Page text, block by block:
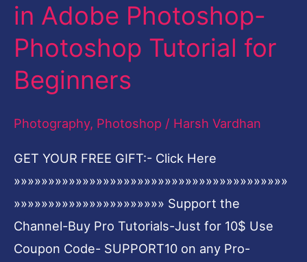
in Adobe Photoshop-
Photoshop Tutorial for
Beginners
Photography, Photoshop / Harsh Vardhan
GET YOUR FREE GIFT:- Click Here
»»»»»»»»»»»»»»»»»»»»»»»»»»»»»»»»»»»»»»»»
»»»»»»»»»»»»»»»»»»»»»» Support the
Channel-Buy Pro Tutorials-Just for 10$ Use
Coupon Code- SUPPORT10 on any Pro-
Hai
Photo
Manipulation
in
Photoshop-